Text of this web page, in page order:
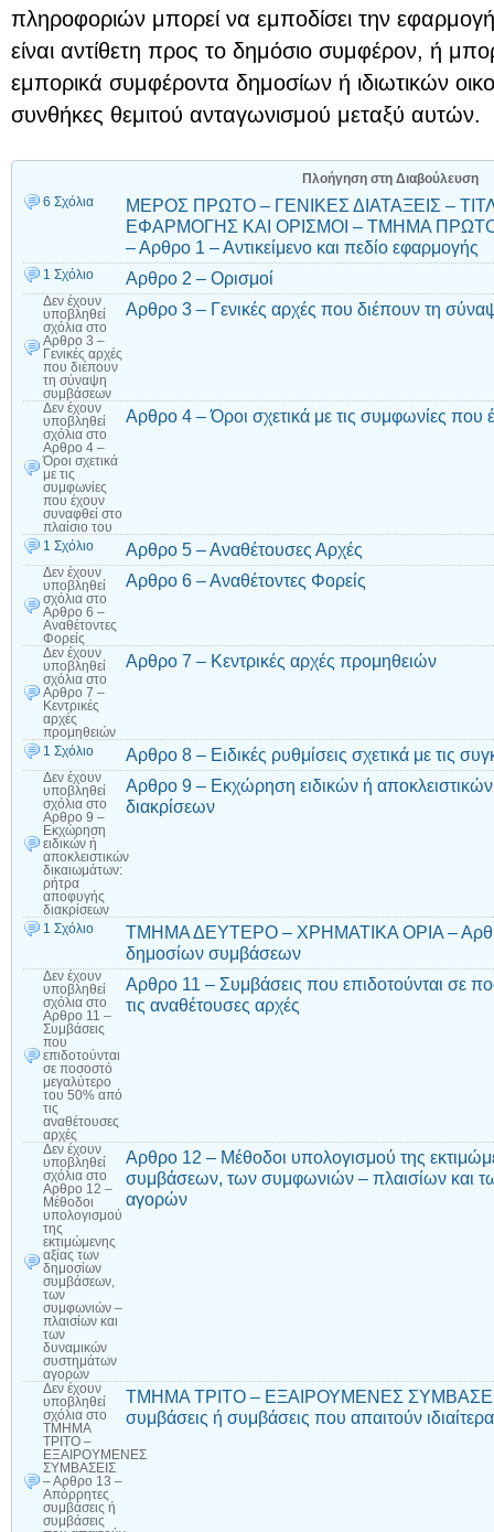
πληροφοριών μπορεί να εμποδίσει την
είναι αντίθετη προς το δημόσιο συμφέρον, ή
εμπορικά συμφέροντα δημοσίων ή ιδιωτικών
συνθήκες θεμιτού ανταγωνισμού μεταξύ αυτών.
Πλοήγηση στη Διαβούλευση
6 Σχόλια
ΜΕΡΟΣ ΠΡΩΤΟ – ΓΕΝΙΚΕΣ ΔΙΑΤΑΞΕΙΣ –
ΕΦΑΡΜΟΓΗΣ ΚΑΙ ΟΡΙΣΜΟΙ – ΤΜΗΜΑ
– Αρθρο 1 – Αντικείμενο και πεδίο εφαρμογής
1 Σχόλιο Αρθρο 2 – Ορισμοί
Δεν έχουν
υποβληθεί
σχόλια στο
Αρθρο 3 –
Γενικές αρχές
που διέπουν
τη σύναψη
συμβάσεων
Αρθρο 3 – Γενικές αρχές που διέπουν τη
Δεν έχουν
υποβληθεί
σχόλια στο
Αρθρο 4 –
Όροι σχετικά
με τις
συμφωνίες
που έχουν
συναφθεί στο
πλαίσιο του
Αρθρο 4 – Όροι σχετικά με τις συμφωνίες που
1 Σχόλιο Αρθρο 5 – Αναθέτουσες Αρχές
Δεν έχουν
υποβληθεί
σχόλια στο
Αρθρο 6 –
Αναθέτοντες
Φορείς
Αρθρο 6 – Αναθέτοντες Φορείς
Δεν έχουν
υποβληθεί
σχόλια στο
Αρθρο 7 –
Κεντρικές
αρχές
προμηθειών
Αρθρο 7 – Κεντρικές αρχές προμηθειών
1 Σχόλιο Αρθρο 8 – Ειδικές ρυθμίσεις σχετικά με τις
Δεν έχουν
υποβληθεί
σχόλια στο
Αρθρο 9 –
Εκχώρηση
ειδικών ή
αποκλειστικών
δικαιωμάτων:
ρήτρα
αποφυγής
διακρίσεων
Αρθρο 9 – Εκχώρηση ειδικών ή
διακρίσεων
1 Σχόλιο
ΤΜΗΜΑ ΔΕΥΤΕΡΟ – ΧΡΗΜΑΤΙΚΑ ΟΡΙΑ –
δημοσίων συμβάσεων
Δεν έχουν
υποβληθεί
σχόλια στο
Αρθρο 11 –
Συμβάσεις
που
επιδοτούνται
σε ποσοστό
μεγαλύτερο
του 50% από
τις
αναθέτουσες
αρχές
Αρθρο 11 – Συμβάσεις που επιδοτούνται σε
τις αναθέτουσες αρχές
Δεν έχουν
υποβληθεί
σχόλια στο
Αρθρο 12 –
Μέθοδοι
υπολογισμού
της
εκτιμώμενης
αξίας των
δημοσίων
συμβάσεων,
των
συμφωνιών –
πλαισίων και
των
δυναμικών
συστημάτων
αγορών
Αρθρο 12 – Μέθοδοι υπολογισμού της
συμβάσεων, των συμφωνιών – πλαισίων και
αγορών
Δεν έχουν
υποβληθεί
σχόλια στο
ΤΜΗΜΑ
ΤΡΙΤΟ –
ΕΞΑΙΡΟΥΜΕΝΕΣ
ΣΥΜΒΑΣΕΙΣ
– Αρθρο 13 –
Απόρρητες
συμβάσεις ή
συμβάσεις
ΤΜΗΜΑ ΤΡΙΤΟ – ΕΞΑΙΡΟΥΜΕΝΕΣ
συμβάσεις ή συμβάσεις που απαιτούν